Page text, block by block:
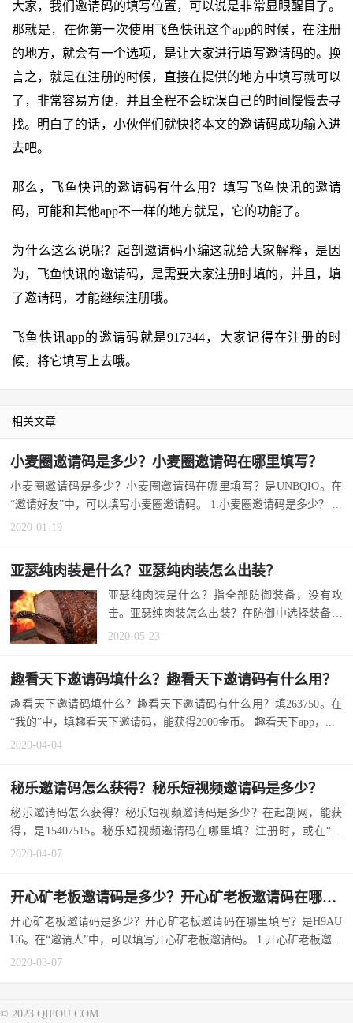
大家，我们邀请码的填写位置，可以说是非常显眼醒目了。
那就是，在你第一次使用飞鱼快讯这个app的时候，在注册
的地方，就会有一个选项，是让大家进行填写邀请码的。换
言之，就是在注册的时候，直接在提供的地方中填写就可以
了，非常容易方便，并且全程不会耽误自己的时间慢慢去寻
找。明白了的话，小伙伴们就快将本文的邀请码成功输入进
去吧。
那么，飞鱼快讯的邀请码有什么用？填写飞鱼快讯的邀请
码，可能和其他app不一样的地方就是，它的功能了。
为什么这么说呢？起剖邀请码小编这就给大家解释，是因
为，飞鱼快讯的邀请码，是需要大家注册时填的，并且，填
了邀请码，才能继续注册哦。
飞鱼快讯app的邀请码就是917344，大家记得在注册的时
候，将它填写上去哦。
相关文章
小麦圈邀请码是多少？小麦圈邀请码在哪里填写？
小麦圈邀请码是多少？小麦圈邀请码在哪里填写？是UNBQIO。在
“邀请好友”中，可以填写小麦圈邀请码。 1.小麦圈邀请码是多少？ ...
2020-01-19
亚瑟纯肉装是什么？亚瑟纯肉装怎么出装？
亚瑟纯肉装是什么？指全部防御装备，没有攻
击。亚瑟纯肉装怎么出装？在防御中选择装备。
怕麻烦，也可以参考国服第一亚瑟最强...
2020-05-23
趣看天下邀请码填什么？趣看天下邀请码有什么用？
趣看天下邀请码填什么？趣看天下邀请码有什么用？填263750。在
“我的”中，填趣看天下邀请码，能获得2000金币。 趣看天下app，...
2020-04-04
秘乐邀请码怎么获得？秘乐短视频邀请码是多少？
秘乐邀请码怎么获得？秘乐短视频邀请码是多少？在起剖网，能获
得，是15407515。秘乐短视频邀请码在哪里填？注册时，或在“设
置...
2020-04-07
开心矿老板邀请码是多少？开心矿老板邀请码在哪里填写？
开心矿老板邀请码是多少？开心矿老板邀请码在哪里填写？是H9AU
U6。在“邀请人”中，可以填写开心矿老板邀请码。 1.开心矿老板邀...
2020-03-07
© 2023 QIPOU.COM